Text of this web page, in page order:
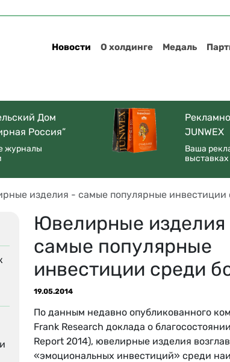
Новости О холдинге Медаль
Дом
Россия”
журналы
JUNWEX
Ваша
выставках
изделия - самые популярные инвестиции
Ювелирные
самые популярные
инвестиции среди
19.05.2014
По данным недавно опубликованного
Frank Research доклада о
Report 2014), ювелирные изделия
«эмоциональных инвестиций» среди